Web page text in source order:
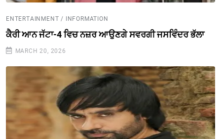
ENTERTAINMENT / INFORMATION
ਕੈਰੀ ਆਨ ਜੱਟਾ-4 ਵਿਚ ਨਜ਼ਰ ਆਉਣਗੇ ਸਵਰਗੀ ਜਸਵਿੰਦਰ ਭੱਲਾ
MARCH 20, 2026